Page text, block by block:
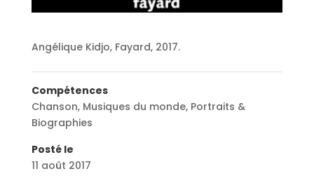
Angélique Kidjo, Fayard, 2017.
Compétences
Chanson, Musiques du monde, Portraits &
Biographies
Posté le
11 août 2017